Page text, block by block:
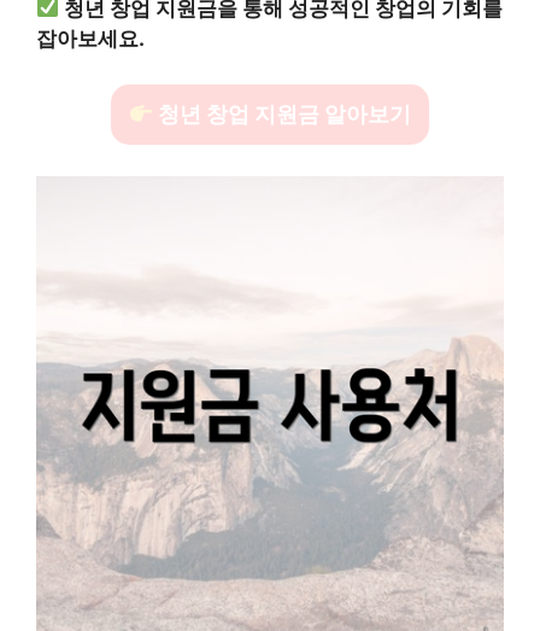
청년 창업 지원금을 통해 성공적인 창업의 기회를
잡아보세요.
청년 창업 지원금 알아보기